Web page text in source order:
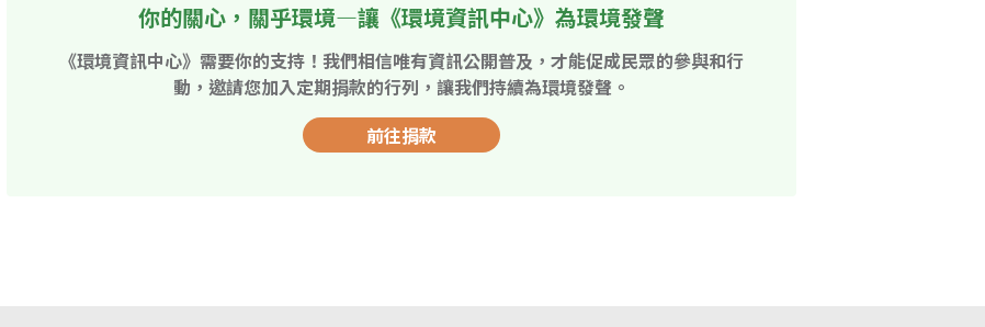
你的關心，關乎環境—讓《環境資訊中心》為環境發聲
《環境資訊中心》需要你的支持！我們相信唯有資訊公開普及，才能促成民眾的參與和行
動，邀請您加入定期捐款的行列，讓我們持續為環境發聲。
前往捐款